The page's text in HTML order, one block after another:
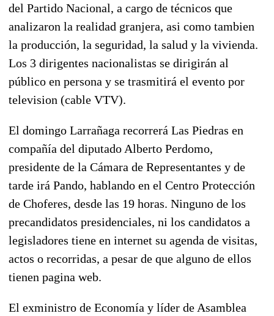
del Partido Nacional, a cargo de técnicos que
analizaron la realidad granjera, asi como tambien
la producción, la seguridad, la salud y la vivienda.
Los 3 dirigentes nacionalistas se dirigirán al
público en persona y se trasmitirá el evento por
television (cable VTV).
El domingo Larrañaga recorrerá Las Piedras en
compañía del diputado Alberto Perdomo,
presidente de la Cámara de Representantes y de
tarde irá Pando, hablando en el Centro Protección
de Choferes, desde las 19 horas. Ninguno de los
precandidatos presidenciales, ni los candidatos a
legisladores tiene en internet su agenda de visitas,
actos o recorridas, a pesar de que alguno de ellos
tienen pagina web.
El exministro de Economía y líder de Asamblea